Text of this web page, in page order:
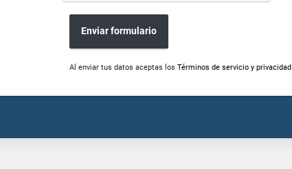
Enviar formulario
Al enviar tus datos aceptas losTérminos de servicio y privacidad